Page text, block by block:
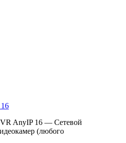
AnyIP 16 — Сетевой
(любого